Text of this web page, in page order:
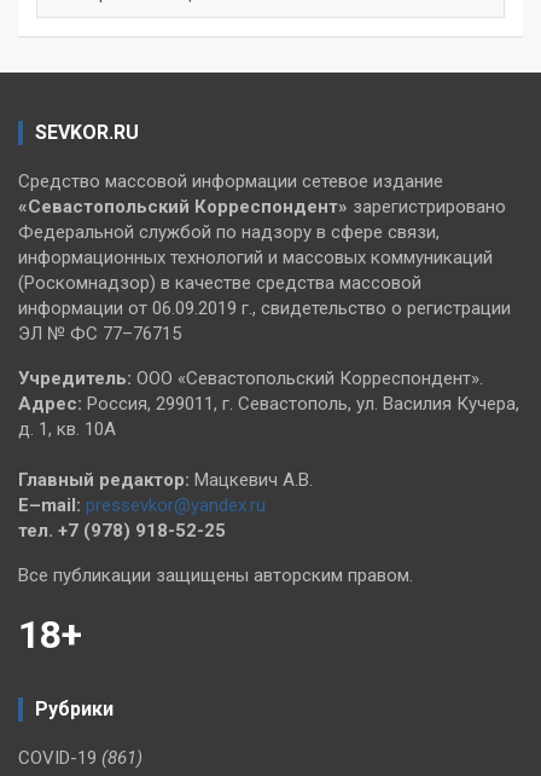
SEVKOR.RU
Средство массовой информации сетевое издание
«Севастопольский Корреспондент» зарегистрировано
Федеральной службой по надзору в сфере связи,
информационных технологий и массовых коммуникаций
(Роскомнадзор) в качестве средства массовой
информации от 06.09.2019 г., свидетельство о регистрации
ЭЛ № ФС 77–76715
Учредитель: ООО «Севастопольский Корреспондент».
Адрес: Россия, 299011, г. Севастополь, ул. Василия Кучера,
д. 1, кв. 10А
Главный редактор: Мацкевич А.В.
E–mail: pressevkor@yandex.ru
тел. +7 (978) 918-52-25
Все публикации защищены авторским правом.
18+
Рубрики
COVID-19 (861)